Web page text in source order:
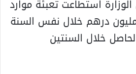
استطاعت تعبئة موارد
قدرها 30 مليون درهم خلال نفس السنة
خلال السنتين